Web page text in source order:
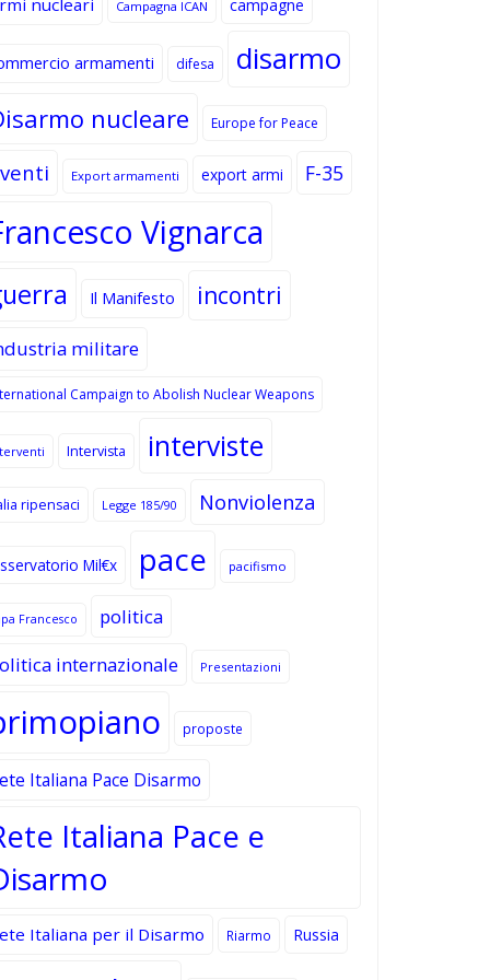
Campagna ICAN campagne
armamenti difesa disarmo
nucleare Europe for Peace
Export armamenti export armi F-35
Vignarca
Il Manifesto incontri
militare
Campaign to Abolish Nuclear Weapons
Intervista interviste
ripensaci Legge 185/90 Nonviolenza
Mil€x pace pacifismo
Francesco
politica
internazionale
Presentazioni
proposte
Italiana Pace Disarmo
Italiana Pace e
Italiana per il Disarmo Riarmo Russia